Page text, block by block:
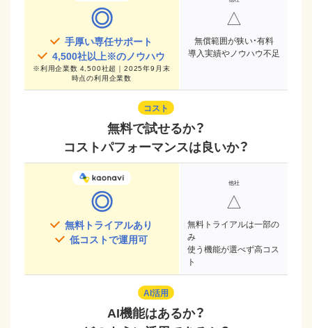
◎
手厚い専任サポート
4,500社以上※のノウハウ
※利用企業数 4,500社超｜2025年9月末
時点の利用企業数
△
無償範囲が狭い・有料
導入実績やノウハウ不足
コスト
無料で試せるか？
コストパフォーマンスは良いか？
◎
無料トライアルあり
低コストで運用可
△
無料トライアルは一部の
み
使う機能が選べず高コス
ト
AI活用
AI機能はあるか？